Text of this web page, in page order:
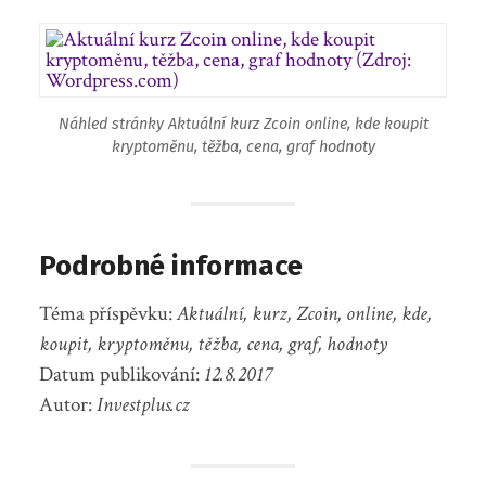
Náhled stránky Aktuální kurz Zcoin online, kde koupit
kryptoměnu, těžba, cena, graf hodnoty
Podrobné informace
Téma příspěvku:Aktuální, kurz, Zcoin, online, kde,
koupit, kryptoměnu, těžba, cena, graf, hodnoty
Datum publikování: 12.8.2017
Autor:Investplus.cz